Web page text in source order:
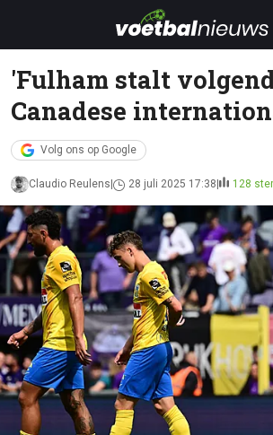
'Fulham stalt
Canadese
Volg ons op Google
Claudio Reulens 28 juli 2025 17:38 128